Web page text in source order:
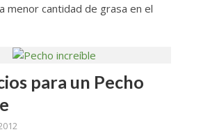
menor cantidad de grasa en el
para un Pecho